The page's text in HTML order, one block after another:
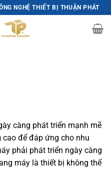
NGHỆ THIẾT BỊ THUẬN PHÁT
càng phát triển mạnh mẽ
để đáp ứng cho nhu
phải phát triển ngày càng
máy là thiết bị không thể